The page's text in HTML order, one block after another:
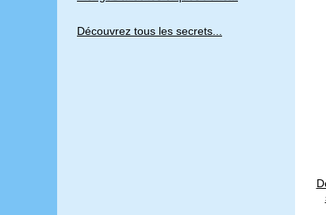
Découvrez tous les secrets...